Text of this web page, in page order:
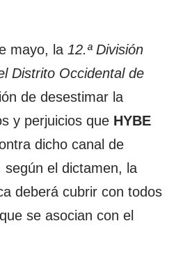
mayo, la 12.ª División
Distrito Occidental de
de desestimar la
y perjuicios que HYBE
dicho canal de
según el dictamen, la
deberá cubrir con todos
se asocian con el